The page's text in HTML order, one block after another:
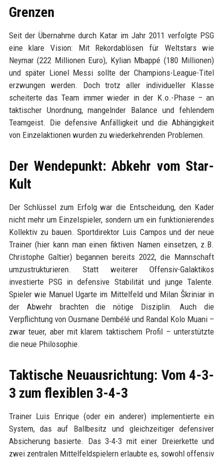
Grenzen
Seit der Übernahme durch Katar im Jahr 2011 verfolgte PSG
eine klare Vision: Mit Rekordablösen für Weltstars wie
Neymar (222 Millionen Euro), Kylian Mbappé (180 Millionen)
und später Lionel Messi sollte der Champions-League-Titel
erzwungen werden. Doch trotz aller individueller Klasse
scheiterte das Team immer wieder in der K.o.-Phase – an
taktischer Unordnung, mangelnder Balance und fehlendem
Teamgeist. Die defensive Anfälligkeit und die Abhängigkeit
von Einzelaktionen wurden zu wiederkehrenden Problemen.
Der Wendepunkt: Abkehr vom Star-
Kult
Der Schlüssel zum Erfolg war die Entscheidung, den Kader
nicht mehr um Einzelspieler, sondern um ein funktionierendes
Kollektiv zu bauen. Sportdirektor Luis Campos und der neue
Trainer (hier kann man einen fiktiven Namen einsetzen, z.B.
Christophe Galtier) begannen bereits 2022, die Mannschaft
umzustrukturieren. Statt weiterer Offensiv-Galaktikos
investierte PSG in defensive Stabilität und junge Talente.
Spieler wie Manuel Ugarte im Mittelfeld und Milan Škriniar in
der Abwehr brachten die nötige Disziplin. Auch die
Verpflichtung von Ousmane Dembélé und Randal Kolo Muani –
zwar teuer, aber mit klarem taktischem Profil – unterstützte
die neue Philosophie.
Taktische Neuausrichtung: Vom 4-3-
3 zum flexiblen 3-4-3
Trainer Luis Enrique (oder ein anderer) implementierte ein
System, das auf Ballbesitz und gleichzeitiger defensiver
Absicherung basierte. Das 3-4-3 mit einer Dreierkette und
zwei zentralen Mittelfeldspielern erlaubte es, sowohl offensiv